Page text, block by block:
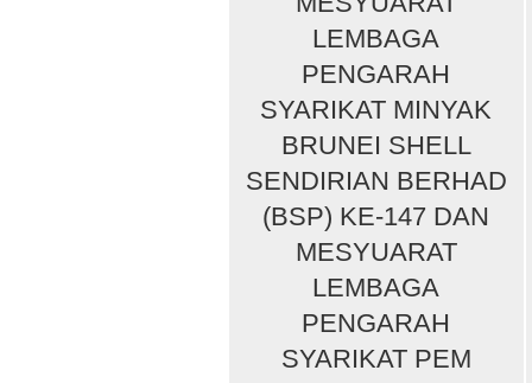
LEMBAGA
PENGARAH
SYARIKAT MINYAK
BRUNEI SHELL
SENDIRIAN BERHAD
(BSP) KE-147 DAN
MESYUARAT
LEMBAGA
PENGARAH
SYARIKAT PEM